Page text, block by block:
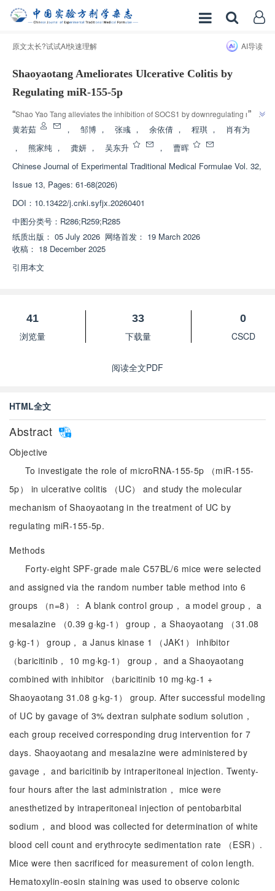
原文太长?试试AI快速理解 AI导读
Shaoyaotang Ameliorates Ulcerative Colitis by
Regulating miR-155-5p
“Shao Yao Tang alleviates the inhibition of SOCS1 by downregulating miR-
155-5p, thereby inhibiting the overactivation of the JAK1/STAT1 signaling
pathway, opening up a new direction for the treatment of ulcerative colitis.
”
黄若茹 ， 邹博 ， 张彧 ， 余依倩 ， 程琪 ，
肖有为
，
熊家纯 ， 龚妍 ， 吴东升 ，
曹晖
Chinese Journal of Experimental Traditional Medical Formulae Vol. 32,
Issue 13, Pages: 61-68(2026)
DOI： 10.13422/j.cnki.syfjx.20260401
中图分类号： R286;R259;R285
纸质出版： 05 July 2026 网络首发： 19 March 2026
收稿： 18 December 2025
引用本文
41
浏览量
33
下载量
0
CSCD
阅读全文PDF
HTML全文
Abstract
Objective
To investigate the role of microRNA-155-5p （miR-155-
5p） in ulcerative colitis （UC） and study the molecular
mechanism of Shaoyaotang in the treatment of UC by
regulating miR-155-5p.
Methods
Forty-eight SPF-grade male C57BL/6 mice were selected
and assigned via the random number table method into 6
groups （n=8）： A blank control group， a model group， a
mesalazine （0.39 g·kg-1） group， a Shaoyaotang （31.08
g·kg-1） group， a Janus kinase 1 （JAK1） inhibitor
（baricitinib， 10 mg·kg-1） group， and a Shaoyaotang
combined with inhibitor （baricitinib 10 mg·kg-1 +
Shaoyaotang 31.08 g·kg-1） group. After successful modeling
of UC by gavage of 3% dextran sulphate sodium solution，
each group received corresponding drug intervention for 7
days. Shaoyaotang and mesalazine were administered by
gavage， and baricitinib by intraperitoneal injection. Twenty-
four hours after the last administration， mice were
anesthetized by intraperitoneal injection of pentobarbital
sodium， and blood was collected for determination of white
blood cell count and erythrocyte sedimentation rate （ESR）.
Mice were then sacrificed for measurement of colon length.
Hematoxylin-eosin staining was used to observe colonic